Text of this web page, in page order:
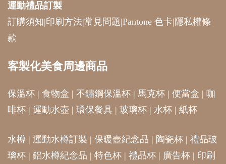
運動禮品訂製
訂購須知|印刷方法|常見問題|Pantone 色卡| 隱私權條
款
客製化美食周邊商品
保溫杯 | 食物盒 | 不鏽鋼保溫杯 | 馬克杯 | 便當盒 | 咖
啡杯 | 運動水壺 | 環保餐具 | 玻璃杯 | 水杯 | 紙杯
水樽 | 運動水樽訂製 | 保暖壺紀念品 | 陶瓷杯 | 禮品玻
璃杯 | 鋁水樽紀念品 | 特色杯 | 禮品杯 | 廣告杯 | 印刷